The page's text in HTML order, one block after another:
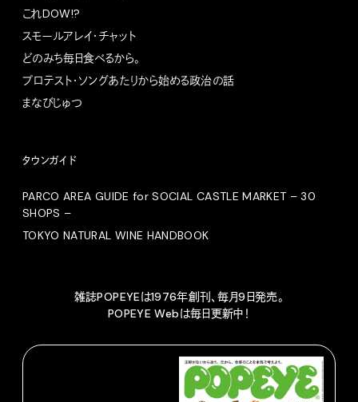
これDOW!?
スモールアレイ・チャット
どのみち毎日食べるから。
プロテスト・ソングあたりから始める政治の話
まなびじゅつ
タウンガイド
PARCO AREA GUIDE for SOCIAL CASTLE MARKET – 30
SHOPS –
TOKYO NATURAL WINE HANDBOOK
雑誌POPEYEは1976年創刊、毎月9日発売。
POPEYE Webは毎日更新中！